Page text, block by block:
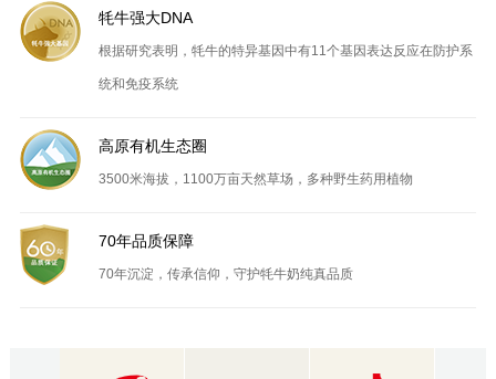
牦牛强大DNA
根据研究表明，牦牛的特异基因中有11个基因表达反应在防护系
统和免疫系统
高原有机生态圈
3500米海拔，1100万亩天然草场，多种野生药用植物
70年品质保障
70年沉淀，传承信仰，守护牦牛奶纯真品质